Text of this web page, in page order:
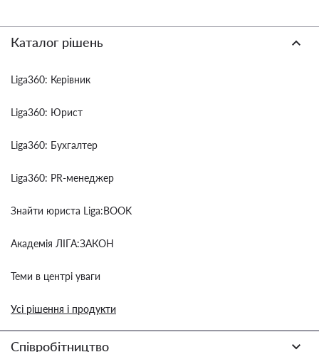
Каталог рішень
Liga360: Керівник
Liga360: Юрист
Liga360: Бухгалтер
Liga360: PR-менеджер
Знайти юриста Liga:BOOK
Академія ЛІГА:ЗАКОН
Теми в центрі уваги
Усі рішення і продукти
Співробітництво